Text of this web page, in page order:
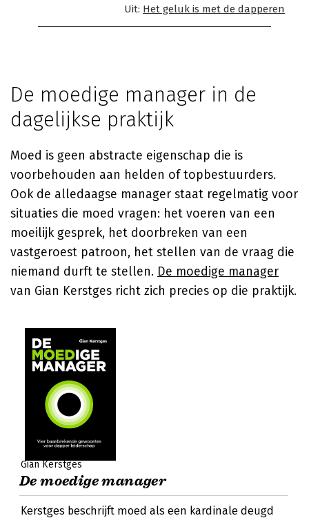
Uit: Het geluk is met de dapperen
De moedige manager in de
dagelijkse praktijk
Moed is geen abstracte eigenschap die is
voorbehouden aan helden of topbestuurders.
Ook de alledaagse manager staat regelmatig voor
situaties die moed vragen: het voeren van een
moeilijk gesprek, het doorbreken van een
vastgeroest patroon, het stellen van de vraag die
niemand durft te stellen. De moedige manager
van Gian Kerstges richt zich precies op die praktijk.
Gian Kerstges
De moedige manager
Kerstges beschrijft moed als een kardinale deugd